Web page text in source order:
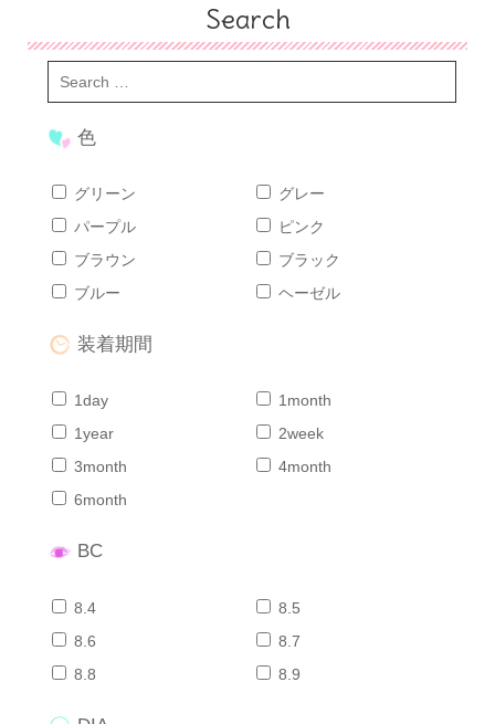
Search
色
グリーン
グレー
パープル
ピンク
ブラウン
ブラック
ブルー
ヘーゼル
装着期間
1day
1month
1year
2week
3month
4month
6month
BC
8.4
8.5
8.6
8.7
8.8
8.9